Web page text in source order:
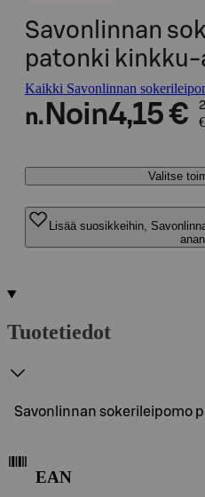
Savonlinnan
patonki kinkku-
Kaikki Savonlinnan
n. Noin4,15 €
Valitse
Lisää suosikkeihin,
Tuotetiedot
Savonlinnan sokerileipomo
EAN